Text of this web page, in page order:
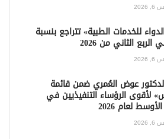
للخدمات الطبية» تتراجع بنسبة
الدكتور عوض العُمري ضمن قائمة
لأقوى الرؤساء التنفيذيين في
لعام 2026